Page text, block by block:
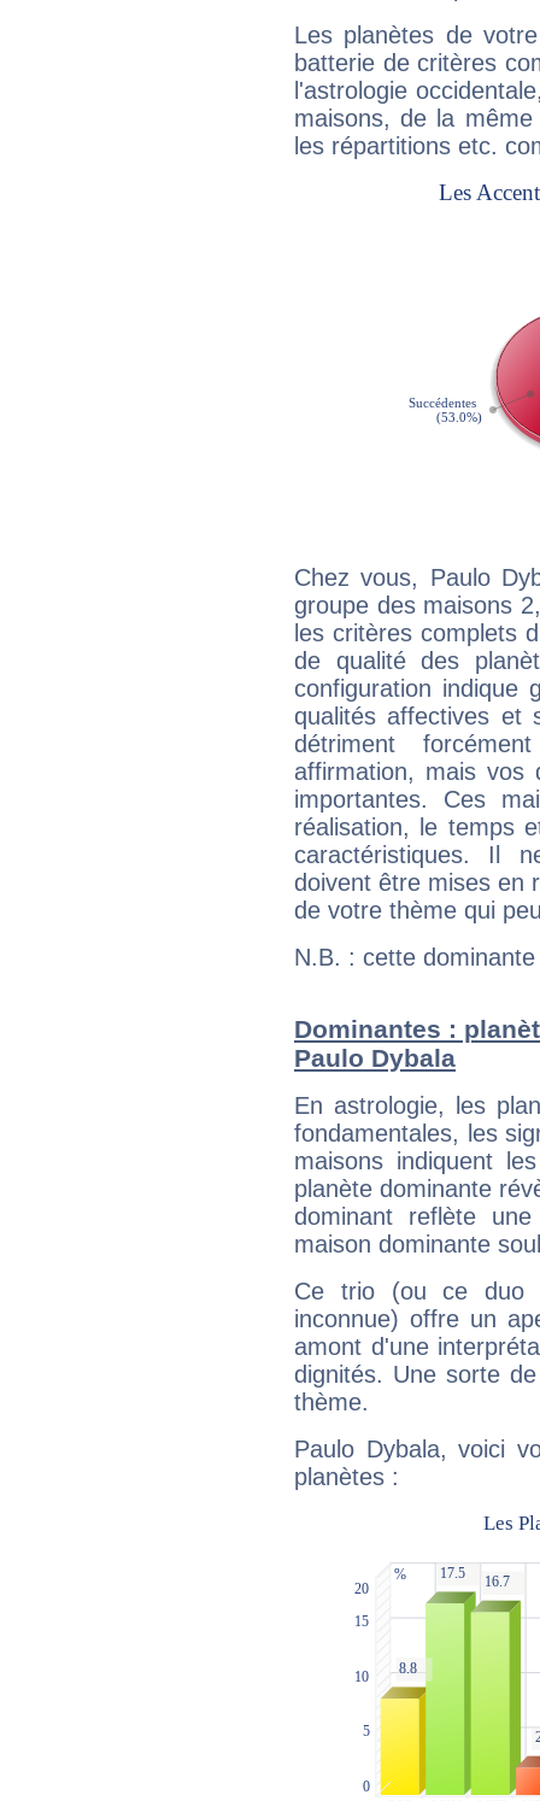
Les planètes de
batterie de critères
l'astrologie
maisons, de la
les répartitions etc.
Chez vous, Paulo
groupe des maisons
les critères complets
de qualité des
configuration indique
qualités affectives et
détriment
affirmation, mais
importantes. Ces
réalisation, le temps
caractéristiques. Il
doivent être mises en
de votre thème qui
N.B. : cette
Dominantes :
Paulo Dybala
En astrologie, les
fondamentales, les
maisons indiquent
planète dominante
dominant reflète
maison dominante
Ce trio (ou ce duo
inconnue) offre un
amont d'une
dignités. Une sorte
thème.
Paulo Dybala, voici
planètes :